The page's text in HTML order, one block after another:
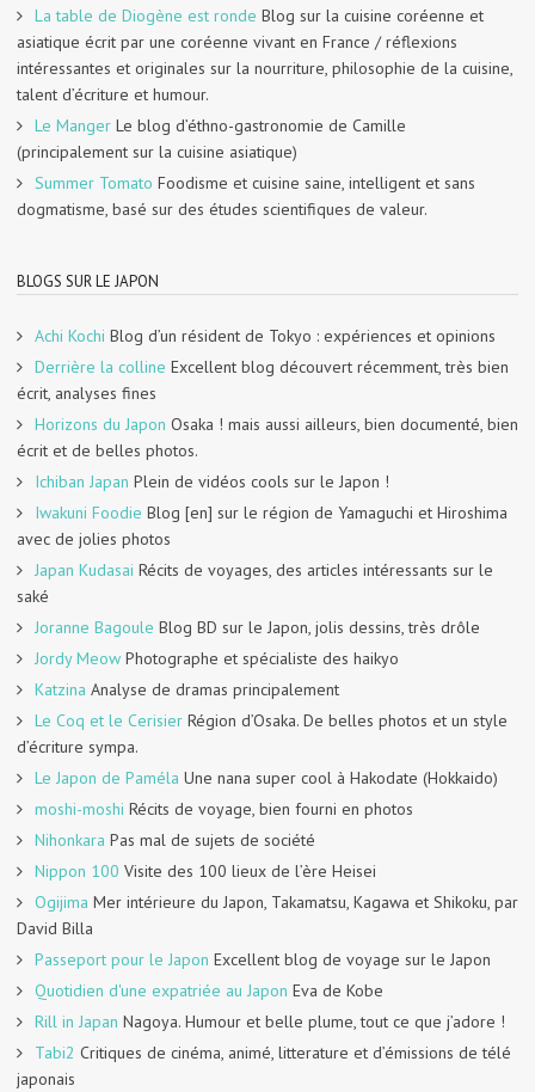
La table de Diogène est ronde Blog sur la cuisine coréenne et
asiatique écrit par une coréenne vivant en France / réflexions
intéressantes et originales sur la nourriture, philosophie de la cuisine,
talent d’écriture et humour.
Le Manger Le blog d’éthno-gastronomie de Camille
(principalement sur la cuisine asiatique)
Summer Tomato Foodisme et cuisine saine, intelligent et sans
dogmatisme, basé sur des études scientifiques de valeur.
BLOGS SUR LE JAPON
Achi Kochi Blog d’un résident de Tokyo : expériences et opinions
Derrière la colline Excellent blog découvert récemment, très bien
écrit, analyses fines
Horizons du Japon Osaka ! mais aussi ailleurs, bien documenté, bien
écrit et de belles photos.
Ichiban Japan Plein de vidéos cools sur le Japon !
Iwakuni Foodie Blog [en] sur le région de Yamaguchi et Hiroshima
avec de jolies photos
Japan Kudasai Récits de voyages, des articles intéressants sur le
saké
Joranne Bagoule Blog BD sur le Japon, jolis dessins, très drôle
Jordy Meow Photographe et spécialiste des haikyo
Katzina Analyse de dramas principalement
Le Coq et le Cerisier Région d’Osaka. De belles photos et un style
d’écriture sympa.
Le Japon de Paméla Une nana super cool à Hakodate (Hokkaido)
moshi-moshi Récits de voyage, bien fourni en photos
Nihonkara Pas mal de sujets de société
Nippon 100 Visite des 100 lieux de l’ère Heisei
Ogijima Mer intérieure du Japon, Takamatsu, Kagawa et Shikoku, par
David Billa
Passeport pour le Japon Excellent blog de voyage sur le Japon
Quotidien d'une expatriée au Japon Eva de Kobe
Rill in Japan Nagoya. Humour et belle plume, tout ce que j’adore !
Tabi2 Critiques de cinéma, animé, litterature et d’émissions de télé
japonais